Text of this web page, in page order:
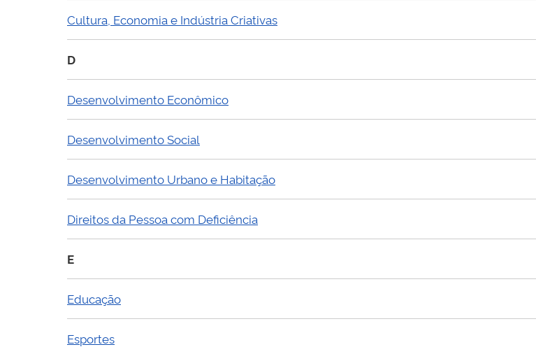
Cultura, Economia e Indústria Criativas
D
Desenvolvimento Econômico
Desenvolvimento Social
Desenvolvimento Urbano e Habitação
Direitos da Pessoa com Deficiência
E
Educação
Esportes